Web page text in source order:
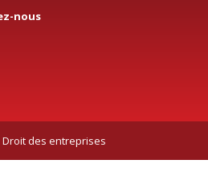
nous
Droit des entreprises